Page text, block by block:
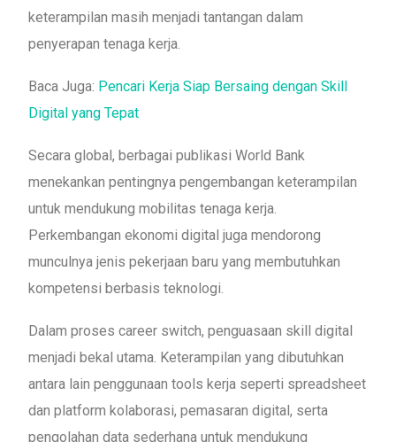
keterampilan masih menjadi tantangan dalam
penyerapan tenaga kerja.
Baca Juga: Pencari Kerja Siap Bersaing dengan Skill
Digital yang Tepat
Secara global, berbagai publikasi World Bank
menekankan pentingnya pengembangan keterampilan
untuk mendukung mobilitas tenaga kerja.
Perkembangan ekonomi digital juga mendorong
munculnya jenis pekerjaan baru yang membutuhkan
kompetensi berbasis teknologi.
Dalam proses career switch, penguasaan skill digital
menjadi bekal utama. Keterampilan yang dibutuhkan
antara lain penggunaan tools kerja seperti spreadsheet
dan platform kolaborasi, pemasaran digital, serta
pengolahan data sederhana untuk mendukung